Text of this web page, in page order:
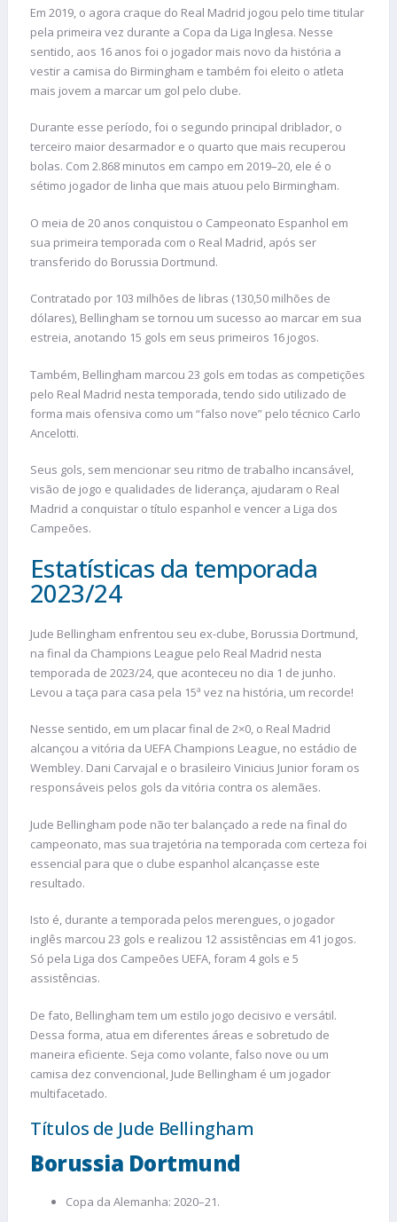
Em 2019, o agora craque do Real Madrid jogou pelo time titular
pela primeira vez durante a Copa da Liga Inglesa. Nesse
sentido, aos 16 anos foi o jogador mais novo da história a
vestir a camisa do Birmingham e também foi eleito o atleta
mais jovem a marcar um gol pelo clube.
Durante esse período, foi o segundo principal driblador, o
terceiro maior desarmador e o quarto que mais recuperou
bolas. Com 2.868 minutos em campo em 2019–20, ele é o
sétimo jogador de linha que mais atuou pelo Birmingham.
O meia de 20 anos conquistou o Campeonato Espanhol em
sua primeira temporada com o Real Madrid, após ser
transferido do Borussia Dortmund.
Contratado por 103 milhões de libras (130,50 milhões de
dólares), Bellingham se tornou um sucesso ao marcar em sua
estreia, anotando 15 gols em seus primeiros 16 jogos.
Também, Bellingham marcou 23 gols em todas as competições
pelo Real Madrid nesta temporada, tendo sido utilizado de
forma mais ofensiva como um “falso nove” pelo técnico Carlo
Ancelotti.
Seus gols, sem mencionar seu ritmo de trabalho incansável,
visão de jogo e qualidades de liderança, ajudaram o Real
Madrid a conquistar o título espanhol e vencer a Liga dos
Campeões.
Estatísticas da temporada
2023/24
Jude Bellingham enfrentou seu ex-clube, Borussia Dortmund,
na final da Champions League pelo Real Madrid nesta
temporada de 2023/24, que aconteceu no dia 1 de junho.
Levou a taça para casa pela 15ª vez na história, um recorde!
Nesse sentido, em um placar final de 2×0, o Real Madrid
alcançou a vitória da UEFA Champions League, no estádio de
Wembley. Dani Carvajal e o brasileiro Vinicius Junior foram os
responsáveis pelos gols da vitória contra os alemães.
Jude Bellingham pode não ter balançado a rede na final do
campeonato, mas sua trajetória na temporada com certeza foi
essencial para que o clube espanhol alcançasse este
resultado.
Isto é, durante a temporada pelos merengues, o jogador
inglês marcou 23 gols e realizou 12 assistências em 41 jogos.
Só pela Liga dos Campeões UEFA, foram 4 gols e 5
assistências.
De fato, Bellingham tem um estilo jogo decisivo e versátil.
Dessa forma, atua em diferentes áreas e sobretudo de
maneira eficiente. Seja como volante, falso nove ou um
camisa dez convencional, Jude Bellingham é um jogador
multifacetado.
Títulos de Jude Bellingham
Borussia Dortmund
Copa da Alemanha: 2020–21.